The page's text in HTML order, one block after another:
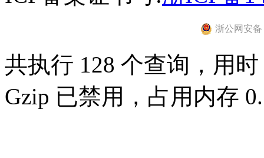
浙公网安备
共执行 128 个查询，用
Gzip 已禁用，占用内存